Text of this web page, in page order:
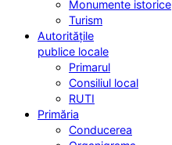
Monumente istorice
Turism
Autoritățile
publice locale
Primarul
Consiliul local
RUTI
Primăria
Conducerea